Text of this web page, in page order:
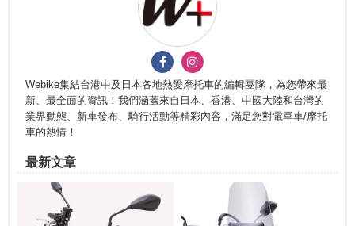
Webike集結台港中及日本各地熱愛摩托車的編輯團隊，為您帶來最
新、最全面的資訊！我們涵蓋來自日本、香港、中國大陸和台灣的
業界動態、新車發布、騎行活動等精彩內容，滿足您對電單車/摩托
車的熱情！
最新文章